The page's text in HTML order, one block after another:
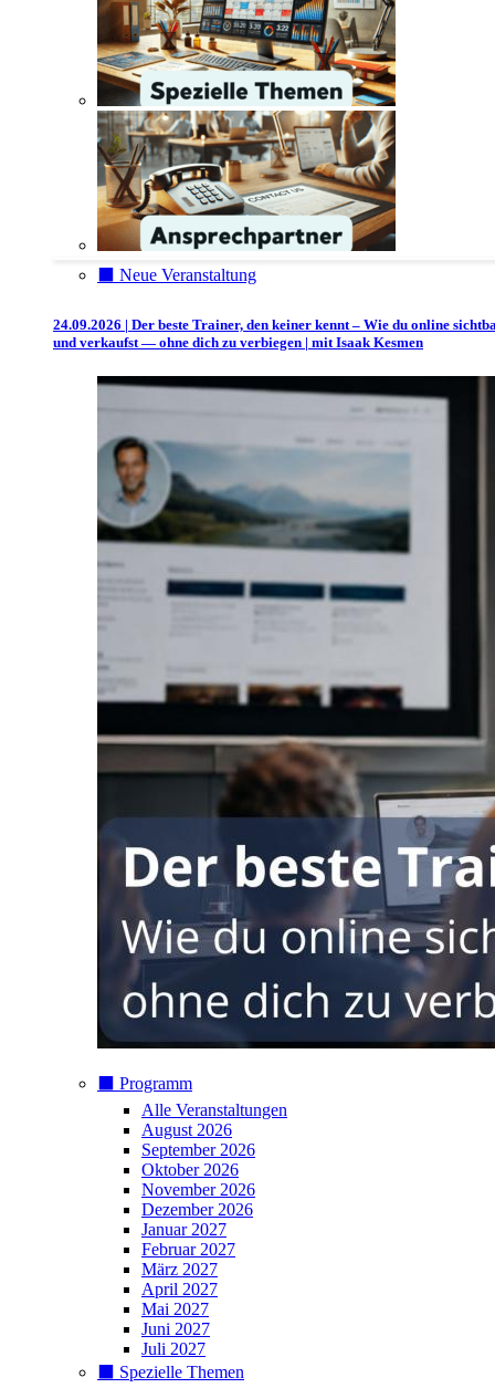
⬛️ Neue Veranstaltung
24.09.2026 | Der beste Trainer, den keiner kennt – Wie du online
und verkaufst — ohne dich zu verbiegen | mit Isaak Kesmen
⬛️ Programm
Alle Veranstaltungen
August 2026
September 2026
Oktober 2026
November 2026
Dezember 2026
Januar 2027
Februar 2027
März 2027
April 2027
Mai 2027
Juni 2027
Juli 2027
⬛️ Spezielle Themen